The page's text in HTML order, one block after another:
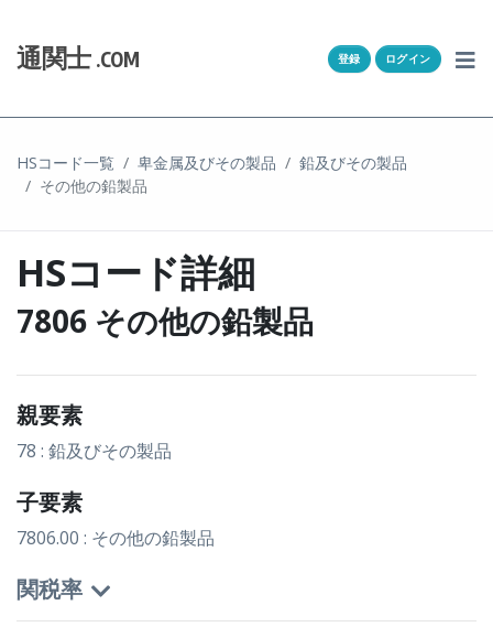
通関士 .COM 登録 ログイン
HSコード一覧 卑金属及びその製品
鉛及びその製品
その他の鉛製品
HSコード詳細
7806 その他の鉛製品
親要素
78 : 鉛及びその製品
子要素
7806.00 : その他の鉛製品
関税率
通関士NEWS
HSコード